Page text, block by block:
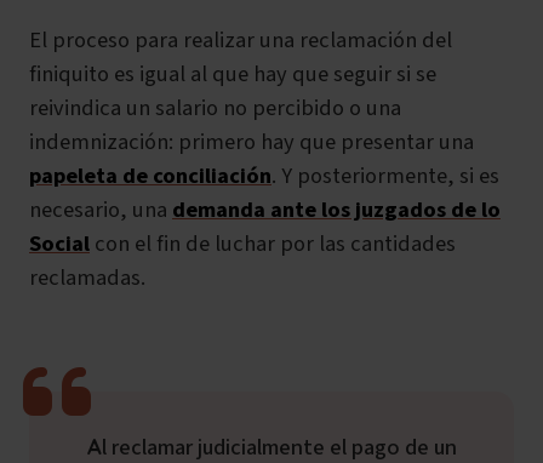
El proceso para realizar una reclamación del
finiquito es igual al que hay que seguir si se
reivindica un salario no percibido o una
indemnización: primero hay que presentar una
papeleta de conciliación. Y posteriormente, si es
necesario, unademanda ante los juzgados de lo
Socialcon el fin de luchar por las cantidades
reclamadas.
Al reclamar judicialmente el pago de un